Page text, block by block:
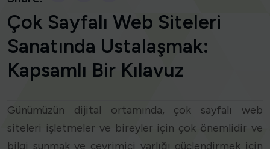
Çok Sayfalı Web Siteleri
Sanatında Ustalaşmak:
Kapsamlı Bir Kılavuz
Günümüzün dijital ortamında, çok sayfalı web
siteleri işletmeler ve bireyler için çok önemlidir ve
bilgi sunmak ve çevrimiçi varlığı güçlendirmek için